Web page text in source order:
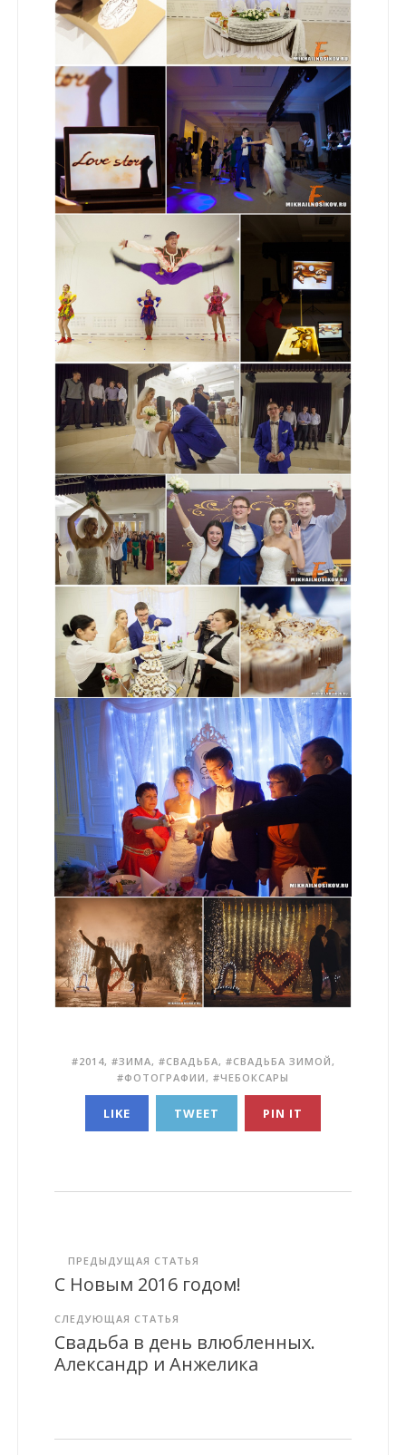
2014, ЗИМА, СВАДЬБА, СВАДЬБА ЗИМОЙ,
ФОТОГРАФИИ, ЧЕБОКСАРЫ
LIKE TWEET PIN IT
ПРЕДЫДУЩАЯ СТАТЬЯ
С Новым 2016 годом!
СЛЕДУЮЩАЯ СТАТЬЯ
Свадьба в день влюбленных.
Александр и Анжелика